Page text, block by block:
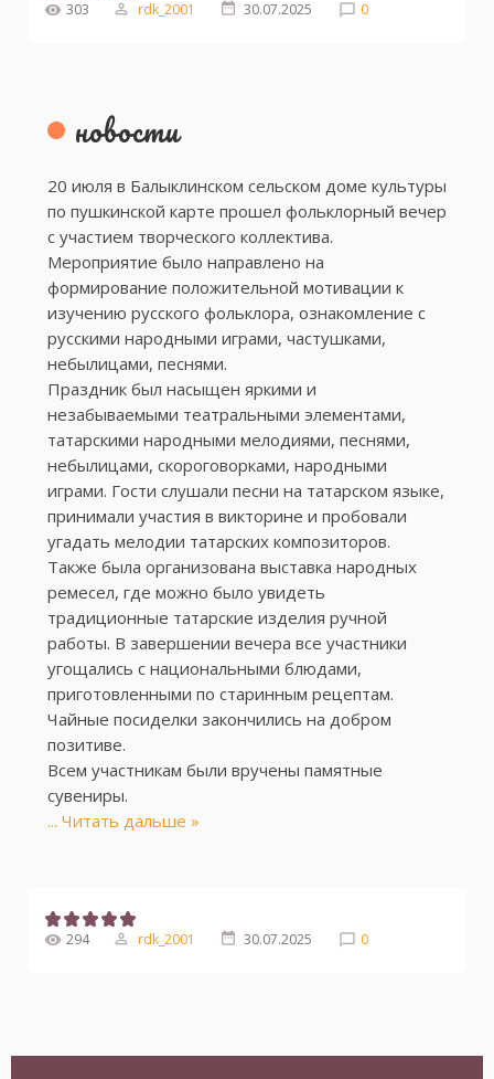
303 rdk_2001 30.07.2025 0
новости
20 июля в Балыклинском сельском доме культуры
по пушкинской карте прошел фольклорный вечер
с участием творческого коллектива.
Мероприятие было направлено на
формирование положительной мотивации к
изучению русского фольклора, ознакомление с
русскими народными играми, частушками,
небылицами, песнями.
Праздник был насыщен яркими и
незабываемыми театральными элементами,
татарскими народными мелодиями, песнями,
небылицами, скороговорками, народными
играми. Гости слушали песни на татарском языке,
принимали участия в викторине и пробовали
угадать мелодии татарских композиторов.
Также была организована выставка народных
ремесел, где можно было увидеть
традиционные татарские изделия ручной
работы. В завершении вечера все участники
угощались с национальными блюдами,
приготовленными по старинным рецептам.
Чайные посиделки закончились на добром
позитиве.
Всем участникам были вручены памятные
сувениры.
... Читать дальше »
294 rdk_2001 30.07.2025 0